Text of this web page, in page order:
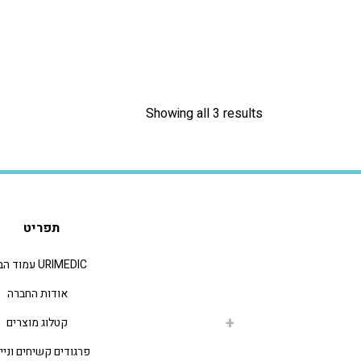
Showing all 3 results
תפריט
URIMEDIC עמוד הבית
אודות החברה
קטלוג מוצרים
פרגודים קשיחים